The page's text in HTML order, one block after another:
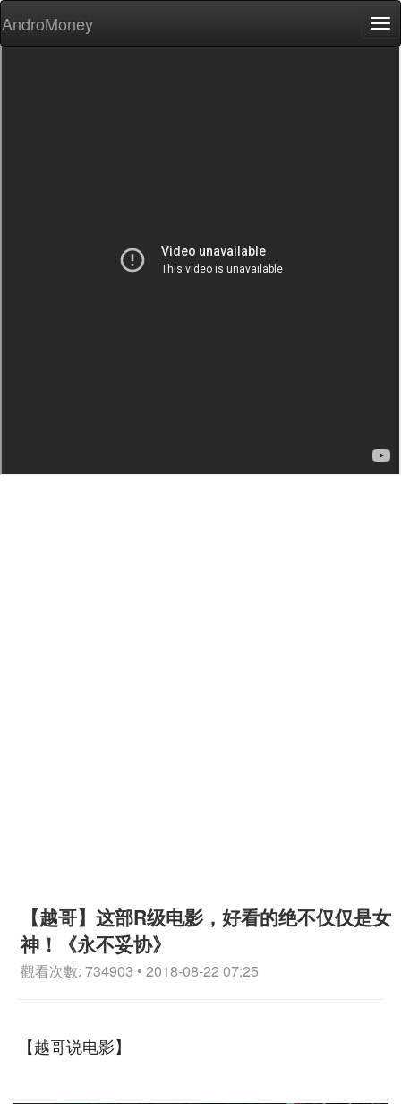
AndroMoney
【越哥】这部R级电影，好看的绝不仅仅是女
神！《永不妥协》
觀看次數: 734903 • 2018-08-22 07:25
【越哥说电影】